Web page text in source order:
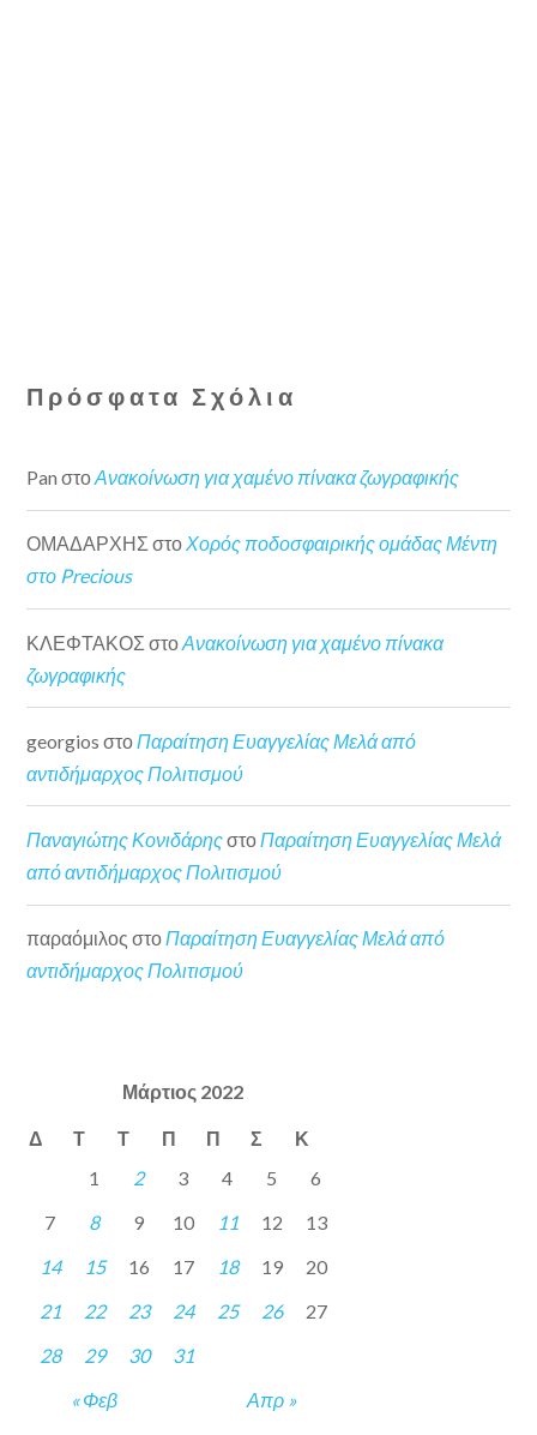
Πρόσφατα Σχόλια
Pan στοΑνακοίνωση για χαμένο πίνακα ζωγραφικής
ΟΜΑΔΑΡΧΗΣ στοΧορός ποδοσφαιρικής ομάδας Μέντη
στο Precious
ΚΛΕΦΤΑΚΟΣ στοΑνακοίνωση για χαμένο πίνακα
ζωγραφικής
georgios στο Παραίτηση Ευαγγελίας Μελά από
αντιδήμαρχος Πολιτισμού
Παναγιώτης ΚονιδάρηςστοΠαραίτηση Ευαγγελίας Μελά
από αντιδήμαρχος Πολιτισμού
παραόμιλος στοΠαραίτηση Ευαγγελίας Μελά από
αντιδήμαρχος Πολιτισμού
Μάρτιος 2022
Δ Τ Τ Π Π Σ Κ
« Φεβ Απρ »
1 2 3 4 5
6
7
8 9 10 11 12
13
14
15 16 17 18 19
20
21
22 23 24 25 26
27
28
29 30 31